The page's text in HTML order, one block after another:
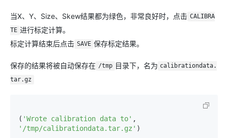
当X、Y、Size、Skew结果都为绿色，非常良好时，点击 CALIBRA
TE 进行标定计算。
标定计算结束后点击 SAVE 保存标定结果。
保存的结果将被自动保存在 /tmp 目录下，名为 calibrationdata.
tar.gz
( 'Wrote calibration data to'
'/tmp/calibrationdata.tar.gz'